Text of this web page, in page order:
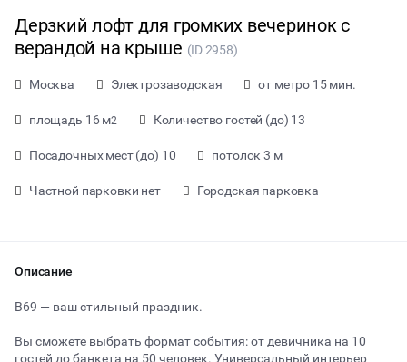
Дерзкий лофт для громких вечеринок с
верандой на крыше (ID 2958)
Москва Электрозаводская от метро 15 мин.
площадь 16 м2 Количество гостей (до) 13
Посадочных мест (до) 10 потолок 3 м
Частной парковки нет Городская парковка
Описание
B69 — ваш стильный праздник.
Вы сможете выбрать формат события: от девичника на 10
гостей до банкета на 50 человек. Универсальный интерьер
от 1900 ₽ за час
Тип мероприятия